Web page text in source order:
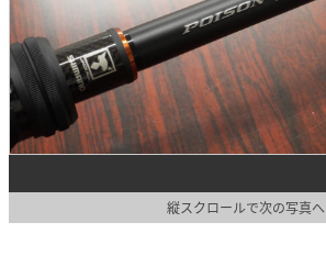
縦スクロールで次の写真へ